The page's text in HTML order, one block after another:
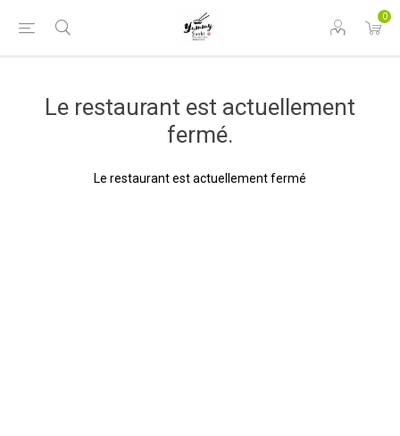
0
Le restaurant est actuellement
fermé.
Le restaurant est actuellement fermé